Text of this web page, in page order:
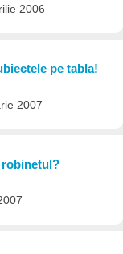
2006
pe tabla!
2007
robinetul?